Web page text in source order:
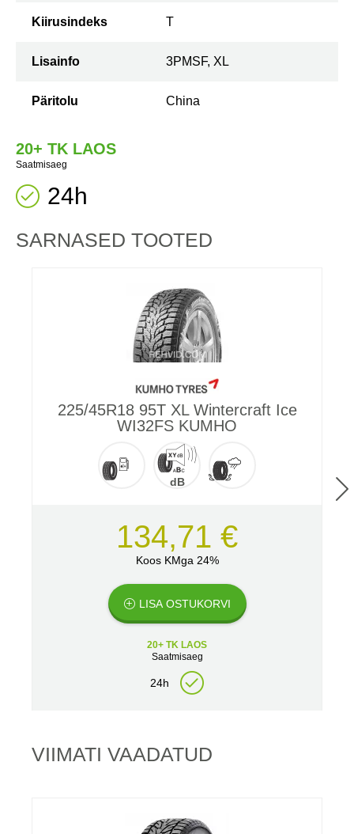
Kiirusindeks T
Lisainfo 3PMSF, XL
Päritolu China
20+ TK LAOS
Saatmisaeg
24h
SARNASED TOOTED
225/45R18 95T XL Wintercraft Ice
WI32FS KUMHO
dB
134,71 €
Koos KMga 24%
LISA OSTUKORVI
20+ TK LAOS
Saatmisaeg
24h
VIIMATI VAADATUD